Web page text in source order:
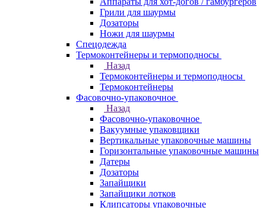
Грили для шаурмы
Дозаторы
Ножи для шаурмы
Спецодежда
Термоконтейнеры и термоподносы
Назад
Термоконтейнеры и термоподносы
Термоконтейнеры
Фасовочно-упаковочное
Назад
Фасовочно-упаковочное
Вакуумные упаковщики
Вертикальные упаковочные машины
Горизонтальные упаковочные машины
Датеры
Дозаторы
Запайщики
Запайщики лотков
Клипсаторы упаковочные